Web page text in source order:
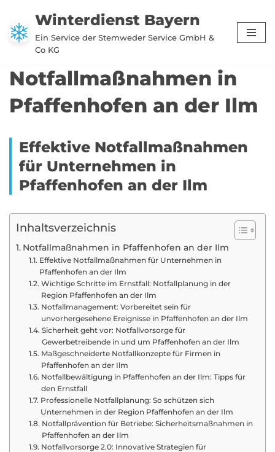
Zum
Inhalt
Winterdienst Bayern
Ein Service der Stemweder Service GmbH &
Co KG
Notfallmaßnahmen in
Pfaffenhofen an der Ilm
Effektive Notfallmaßnahmen
für Unternehmen in
Pfaffenhofen an der Ilm
Inhaltsverzeichnis
Notfallmaßnahmen in Pfaffenhofen an der Ilm
Effektive Notfallmaßnahmen für Unternehmen in
Pfaffenhofen an der Ilm
Wichtige Schritte im Ernstfall: Notfallplanung in der
Region Pfaffenhofen an der Ilm
Notfallmanagement: Vorbereitet sein für
unvorhergesehene Ereignisse in Pfaffenhofen an der Ilm
Sicherheit geht vor: Notfallvorsorge für
Gewerbetreibende in und um Pfaffenhofen an der Ilm
Maßgeschneiderte Notfallkonzepte für Firmen in
Pfaffenhofen an der Ilm
Notfallbewältigung in Pfaffenhofen an der Ilm: Tipps für
den Ernstfall
Professionelle Notfallplanung: So schützen sich
Unternehmen in der Region Pfaffenhofen an der Ilm
Notfallprävention für Betriebe: Sicherheitsmaßnahmen in
Pfaffenhofen an der Ilm
Notfallvorsorge 2.0: Innovative Strategien für